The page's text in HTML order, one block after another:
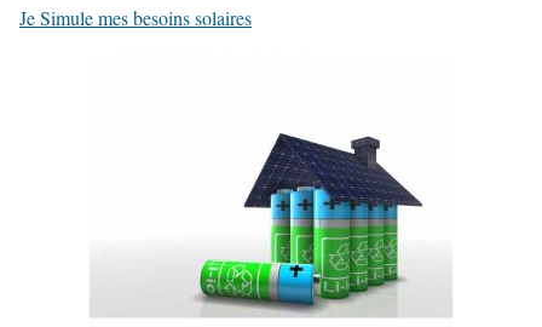
Je Simule mes besoins solaires